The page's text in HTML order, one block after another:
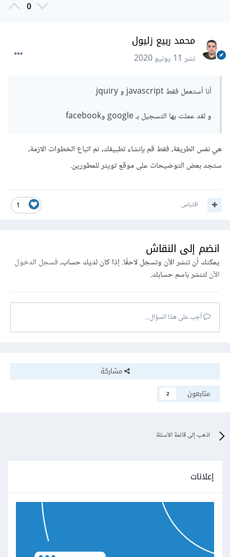
0
محمد ربيع زليول
نشر11 يونيو 2020
أنا أستعمل فقط javascript و jquiry
و لقد عملت بها التسجيل بـ google وfacebook
هي نفس الطريقة، فقط قم بإنشاء تطبيقك، ثم اتباع الخطوات الازمة،
ستجد بعض التوضيحات على موقع تويتر للمطورين.
1 اقتباس
انضم إلى النقاش
يمكنك أن تنشر الآن وتسجل لاحقًا. إذا كان لديك حساب،فسجل الدخول
الآنلتنشر باسم حسابك.
أجب على هذا السؤال...
مشاركة
متابعون
2
اذهب إلى قائمة الأسئلة
إعلانات